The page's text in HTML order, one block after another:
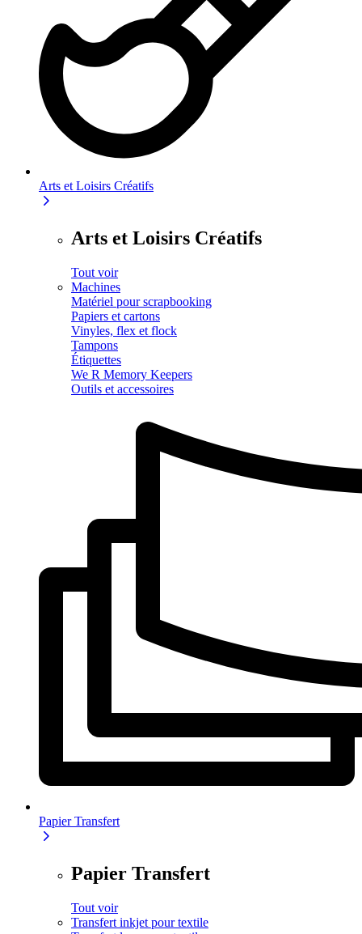
Arts et Loisirs Créatifs
Arts et Loisirs Créatifs
Tout voir
Machines
Matériel pour scrapbooking
Papiers et cartons
Vinyles, flex et flock
Tampons
Étiquettes
We R Memory Keepers
Outils et accessoires
Papier Transfert
Papier Transfert
Tout voir
Transfert inkjet pour textile